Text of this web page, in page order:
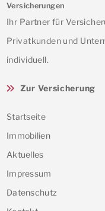
Versicherungen
Ihr Partner für
Privatkunden und
individuell.
Zur Versicherung
Startseite
Immobilien
Aktuelles
Impressum
Datenschutz